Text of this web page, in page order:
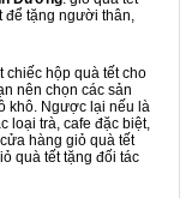
để tặng người thân,
chiếc hộp quà tết cho
nên chọn các sản
khô. Ngược lại nếu là
loại trà, cafe đặc biệt,
hàng giỏ quà tết
quà tết tặng đối tác